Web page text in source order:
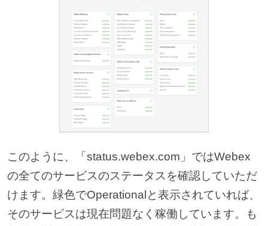
このように、「status.webex.com」ではWebex
の全てのサービスのステータスを確認していただ
けます。緑色でOperationalと表示されていれば、
そのサービスは現在問題なく稼働しています。も